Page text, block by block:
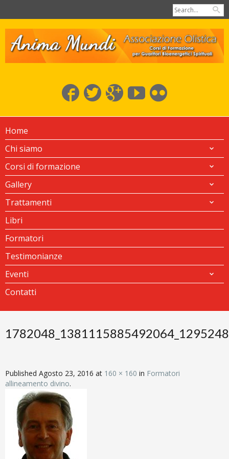
Home
Chi siamo
Corsi di formazione
Gallery
Trattamenti
Libri
Formatori
Testimonianze
Eventi
Contatti
Published Agosto 23, 2016 at 160 × 160 in Formatori
allineamento divino.